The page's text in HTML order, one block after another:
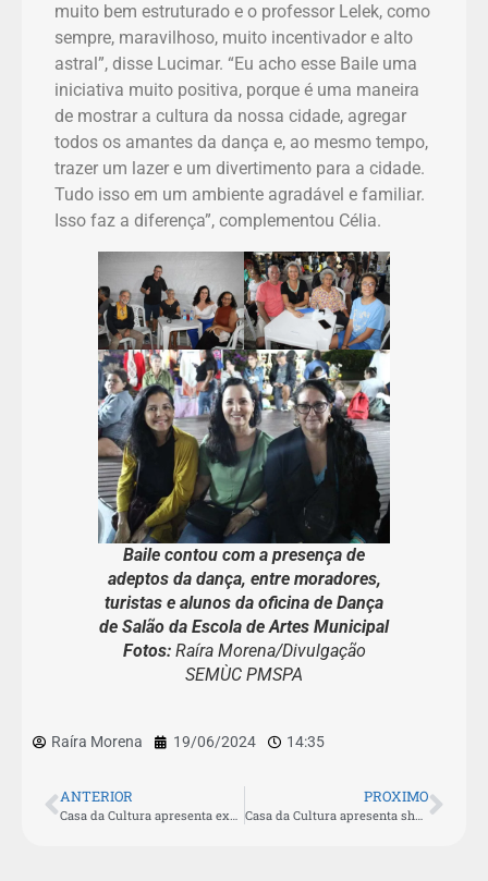
muito bem estruturado e o professor Lelek, como
sempre, maravilhoso, muito incentivador e alto
astral”, disse Lucimar. “Eu acho esse Baile uma
iniciativa muito positiva, porque é uma maneira
de mostrar a cultura da nossa cidade, agregar
todos os amantes da dança e, ao mesmo tempo,
trazer um lazer e um divertimento para a cidade.
Tudo isso em um ambiente agradável e familiar.
Isso faz a diferença”, complementou Célia.
Baile contou com a presença de
adeptos da dança, entre moradores,
turistas e alunos da oficina de Dança
de Salão da Escola de Artes Municipal
Fotos: Raíra Morena/Divulgação
SEMÙC PMSPA
Raíra Morena 19/06/2024 14:35
ANTERIOR
Casa da Cultura apresenta exposição com bonecas e bichos de pano
PROXIMO
Casa da Cultura apresenta show acústico com banda Ramona Rox